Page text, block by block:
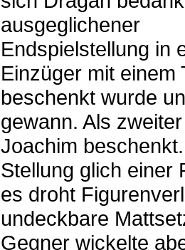
ausgeglichener
Endspielstellung in
Einzüger mit einem
beschenkt wurde
gewann. Als
Joachim
Stellung glich einer
es droht
undeckbare
Gegner wickelte